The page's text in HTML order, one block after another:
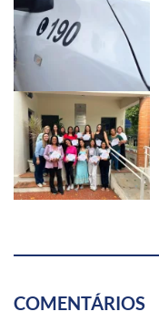
COMENTÁRIOS